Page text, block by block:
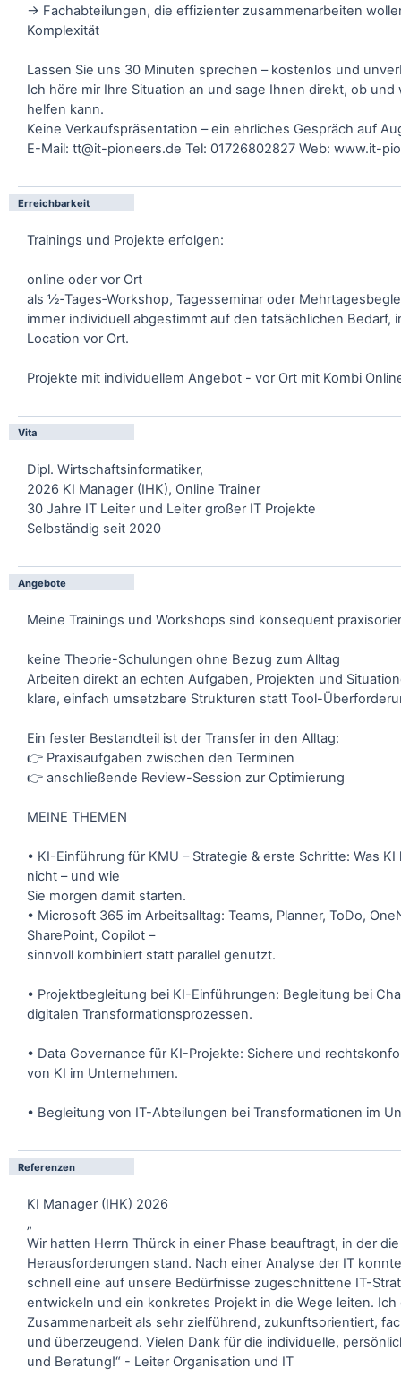
→ Fachabteilungen, die effizienter zusammenarbeiten
Komplexität
Lassen Sie uns 30 Minuten sprechen – kostenlos und
Ich höre mir Ihre Situation an und sage Ihnen direkt, ob und
helfen kann.
Keine Verkaufspräsentation – ein ehrliches Gespräch auf
E-Mail: tt@it-pioneers.de Tel: 01726802827 Web: www.it-
Erreichbarkeit
Trainings und Projekte erfolgen:
online oder vor Ort
als ½‑Tages‑Workshop, Tagesseminar oder
immer individuell abgestimmt auf den tatsächlichen Bedarf,
Location vor Ort.
Projekte mit individuellem Angebot - vor Ort mit Kombi
Vita
Dipl. Wirtschaftsinformatiker,
2026 KI Manager (IHK), Online Trainer
30 Jahre IT Leiter und Leiter großer IT Projekte
Selbständig seit 2020
Angebote
Meine Trainings und Workshops sind konsequent
keine Theorie-Schulungen ohne Bezug zum Alltag
Arbeiten direkt an echten Aufgaben, Projekten und
klare, einfach umsetzbare Strukturen statt Tool-
Ein fester Bestandteil ist der Transfer in den Alltag:
👉 Praxisaufgaben zwischen den Terminen
👉 anschließende Review-Session zur Optimierung
MEINE THEMEN
• KI-Einführung für KMU – Strategie & erste Schritte: Was KI
nicht – und wie
Sie morgen damit starten.
• Microsoft 365 im Arbeitsalltag: Teams, Planner, ToDo,
SharePoint, Copilot –
sinnvoll kombiniert statt parallel genutzt.
• Projektbegleitung bei KI-Einführungen: Begleitung bei
digitalen Transformationsprozessen.
• Data Governance für KI-Projekte: Sichere und
von KI im Unternehmen.
• Begleitung von IT-Abteilungen bei Transformationen im
Referenzen
KI Manager (IHK) 2026
„
Wir hatten Herrn Thürck in einer Phase beauftragt, in der
Herausforderungen stand. Nach einer Analyse der IT
schnell eine auf unsere Bedürfnisse zugeschnittene IT-
entwickeln und ein konkretes Projekt in die Wege leiten.
Zusammenarbeit als sehr zielführend, zukunftsorientiert,
und überzeugend. Vielen Dank für die individuelle,
und Beratung!“ - Leiter Organisation und IT